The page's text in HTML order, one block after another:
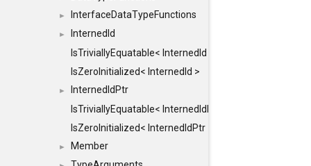
► InterfaceDataTypeFunctions
►
InternedId
IsTriviallyEquatable< InternedId >
IsZeroInitialized< InternedId >
►
InternedIdPtr
IsTriviallyEquatable< InternedIdPtr >
IsZeroInitialized< InternedIdPtr >
► Member